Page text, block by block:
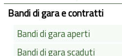
Bandi di gara e contratti
Bandi di gara aperti
Bandi di gara scaduti